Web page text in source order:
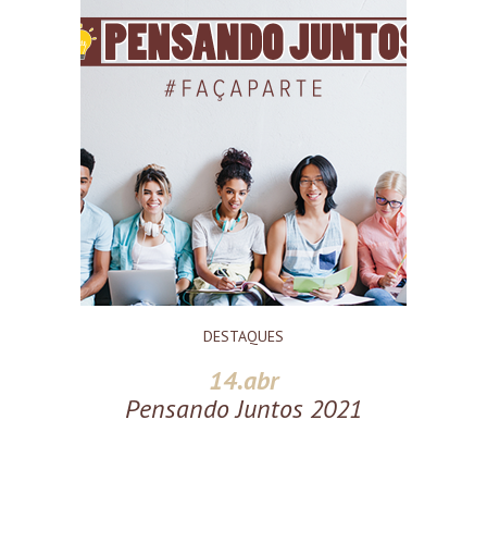
DESTAQUES
14.abr
Pensando Juntos 2021